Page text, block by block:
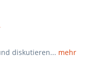
diskutieren... mehr